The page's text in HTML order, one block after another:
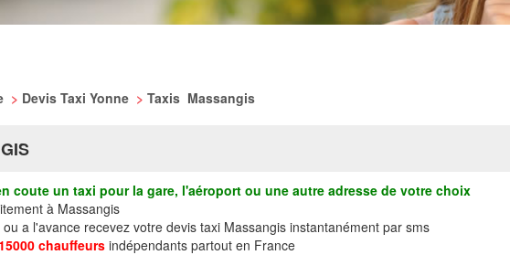
> Devis Taxi Yonne > Taxis Massangis
coute un taxi pour la gare, l'aéroport ou une autre adresse de votre choix
à Massangis
a l'avance recevez votre devis taxi Massangis instantanément par sms
15000 chauffeurs indépendants partout en France